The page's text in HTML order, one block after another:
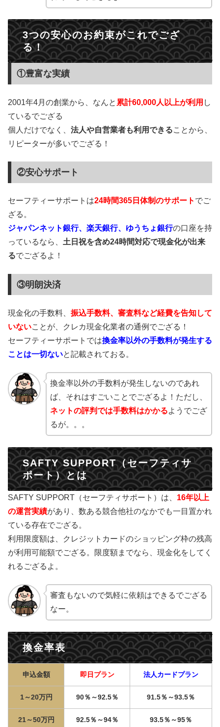
3つの安心のお約束がこれでござ
る！
①豊富な実績
2001年4月の創業から、なんと 累計60,000人以上が利用 し
ているでござる
個人だけでなく、 法人や自営業者も利用できることから、
リピーターが多いでござる！
②安心サポート
セーフティーサポートは24時間365日体制のサポート でご
ざる。
ジャパンネット銀行、楽天銀行、ゆうちょ銀行の口座を持
っているなら、 土日祝を含め24時間対応で現金化が出来
るでござるよ！
③明朗決済
現金化の手数料、 振込手数料、審査料など経費を告知して
いないことが、クレカ現金化業者の通例でござる！
セーフティーサポートでは換金率以外の手数料が発生する
ことは一切ないと記載されておる。
換金率以外の手数料が発生しないのであれ
ば、それはすごいことでござるよ！ただし、
ネットの評判では手数料はかかるようでござ
るが。。。
SAFTY SUPPORT（セーフティサ
ポート）とは
SAFTY SUPPORT（セーフティサポート）は、 16年以上
の運営実績があり、数ある競合他社のなかでも一目置かれ
ている存在でござる。
利用限度額は、クレジットカードのショッピング枠の残高
が利用可能額でござる。限度額までなら、現金化をしてく
れるござるよ。
審査もないので気軽に依頼はできるでござる
なー。
換金率表
申込金額 即日プラン 法人カードプラン
1～20万円 90％～92.5％ 91.5％～93.5％
21～50万円 92.5％～94％ 93.5％～95％